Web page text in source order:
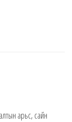
арьс, сайн